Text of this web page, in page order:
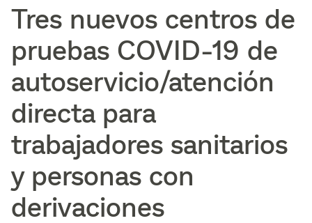
navegación​​
Tres nuevos centros de
pruebas COVID-19 de
autoservicio/atención
directa para
trabajadores sanitarios
y personas con
derivaciones​​